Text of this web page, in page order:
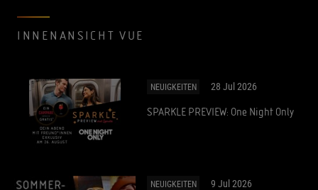
INNENANSICHT VUE
NEUIGKEITEN 28 Jul 2026
SPARKLE PREVIEW: One Night Only
NEUIGKEITEN 9 Jul 2026